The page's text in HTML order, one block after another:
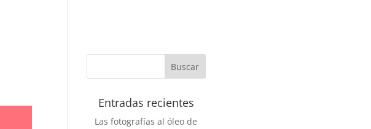
Entradas recientes
Las fotografías al óleo de